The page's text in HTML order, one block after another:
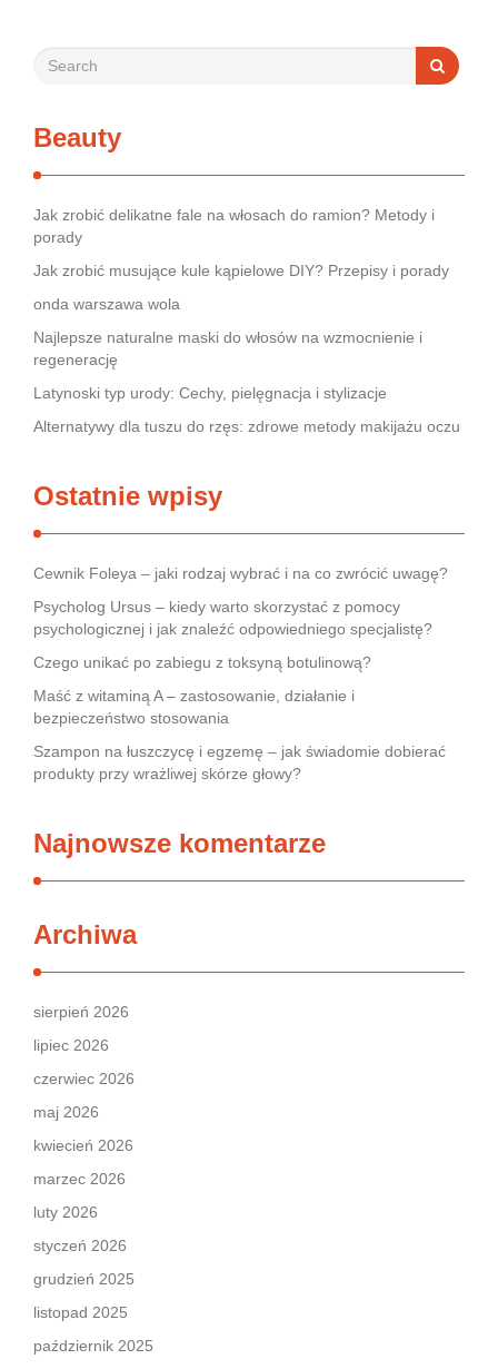
Beauty
Jak zrobić delikatne fale na włosach do ramion? Metody i
porady
Jak zrobić musujące kule kąpielowe DIY? Przepisy i porady
onda warszawa wola
Najlepsze naturalne maski do włosów na wzmocnienie i
regenerację
Latynoski typ urody: Cechy, pielęgnacja i stylizacje
Alternatywy dla tuszu do rzęs: zdrowe metody makijażu oczu
Ostatnie wpisy
Cewnik Foleya – jaki rodzaj wybrać i na co zwrócić uwagę?
Psycholog Ursus – kiedy warto skorzystać z pomocy
psychologicznej i jak znaleźć odpowiedniego specjalistę?
Czego unikać po zabiegu z toksyną botulinową?
Maść z witaminą A – zastosowanie, działanie i
bezpieczeństwo stosowania
Szampon na łuszczycę i egzemę – jak świadomie dobierać
produkty przy wrażliwej skórze głowy?
Najnowsze komentarze
Archiwa
sierpień 2026
lipiec 2026
czerwiec 2026
maj 2026
kwiecień 2026
marzec 2026
luty 2026
styczeń 2026
grudzień 2025
listopad 2025
październik 2025